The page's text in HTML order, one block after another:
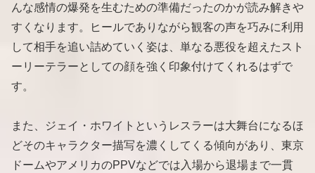
んな感情の爆発を生むための準備だったのかが読み解きや
すくなります。ヒールでありながら観客の声を巧みに利用
して相手を追い詰めていく姿は、単なる悪役を超えたスト
ーリーテラーとしての顔を強く印象付けてくれるはずで
す。
また、ジェイ・ホワイトというレスラーは大舞台になるほ
どそのキャラクター描写を濃くしてくる傾向があり、東京
ドームやアメリカのPPVなどでは入場から退場まで一貫